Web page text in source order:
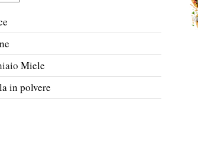
Miele
in polvere